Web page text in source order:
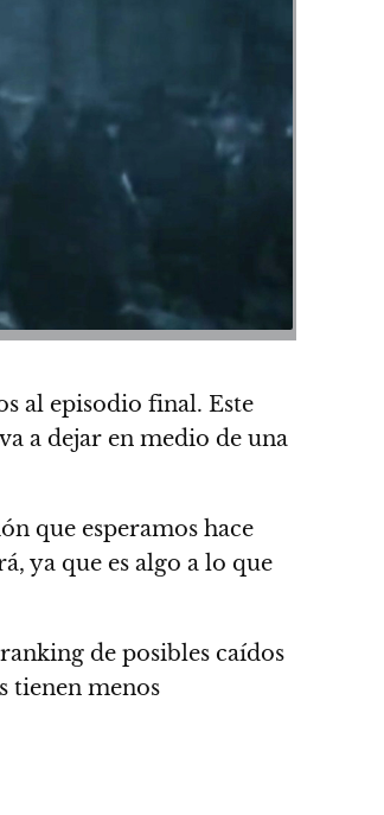
al episodio final. Este
a dejar en medio de una
que esperamos hace
ya que es algo a lo que
de posibles caídos
tienen menos